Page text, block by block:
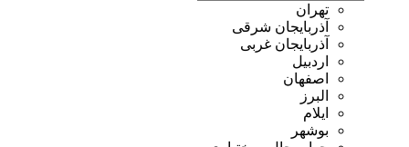
تهران
آذربایجان شرقی
آذربایجان غربی
اردبیل
اصفهان
البرز
ایلام
بوشهر